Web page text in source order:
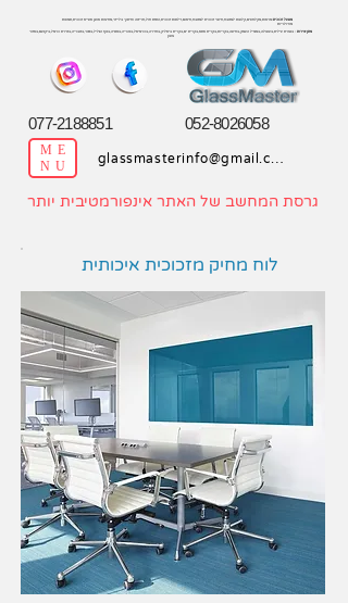
מפעל זכוכית:מראות,מקלחונים,קלפות למטבח,חיפוי זכוכית למטבח,חיסום,דלתות זכוכית,התזת חול,חריטה וחיתוך בלייזר,מחיצות אופן ספייס זכוכית,תמונות
מודולריות
מתן שירות : בנצרת עילית,בעפולה,במגדל העמק,בחיפה,בקריות,בקרית אתא,בקרית ים,בקרית ביאליק,בחדרה,בכרמיאל,בנהריה,בנתניה,בנוף הגליל,בנשר,בטבריה,בטירת כרמל,ביקנעם,באזור
צפון
077-2188851 052-8026058
ME
NU
glassmasterinfo@gmail.com
גרסת המחשב של האתר אינפורמטיבית יותר
לוח מחיק מזכוכית איכותית